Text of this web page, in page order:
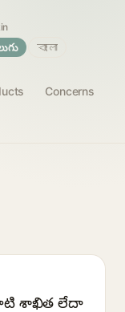
Concerns
বাংলা
శాఖిత లేదా